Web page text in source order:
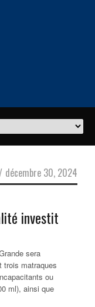
décembre 30, 2024
investit
sera
trois matraques
ou
ml), ainsi que